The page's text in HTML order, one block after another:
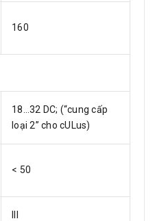
160
18…32 DC; (“cung cấp
loại 2” cho cULus)
< 50